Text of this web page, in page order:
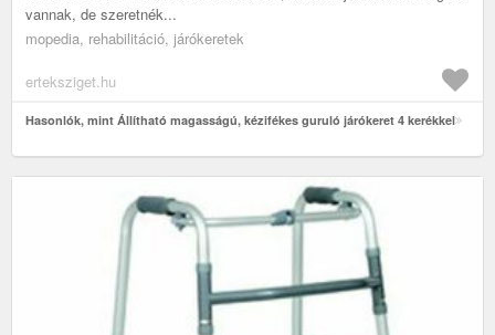
vannak, de szeretnék...
mopedia, rehabilitáció, járókeretek
erteksziget.hu
Hasonlók, mint Állítható magasságú, kézifékes guruló járókeret 4 kerékkel